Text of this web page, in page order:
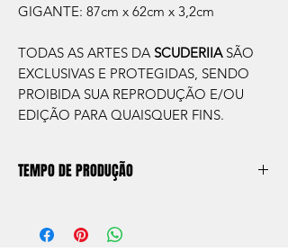
GIGANTE: 87cm x 62cm x 3,2cm
TODAS AS ARTES DA SCUDERIIA SÃO
EXCLUSIVAS E PROTEGIDAS, SENDO
PROIBIDA SUA REPRODUÇÃO E/OU
EDIÇÃO PARA QUAISQUER FINS.
TEMPO DE PRODUÇÃO
aprox. 5 dias úteis, após a confirmação de
compra.